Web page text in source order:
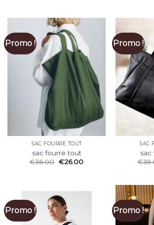
Promo !
SAC FOURRE TOUT
sac fourre tout
€36.00 €26.00
Promo !
SAC
sac
€
Promo ! Promo !